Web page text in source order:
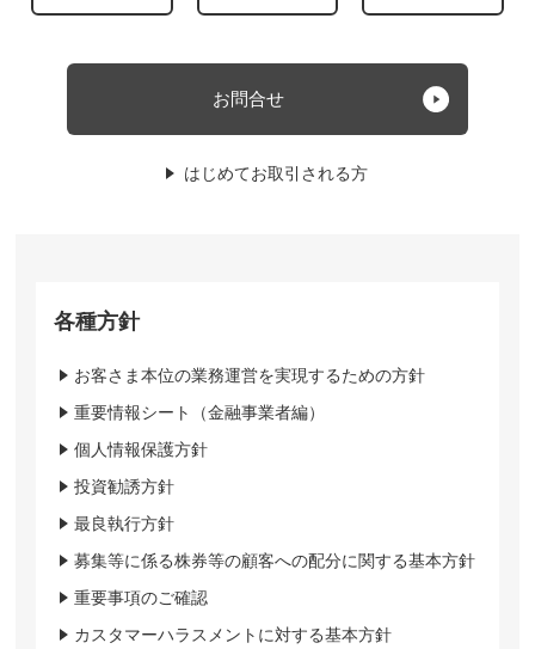
お問合せ
はじめてお取引される方
各種方針
お客さま本位の業務運営を実現するための方針
重要情報シート（金融事業者編）
個人情報保護方針
投資勧誘方針
最良執行方針
募集等に係る株券等の顧客への配分に関する基本方針
重要事項のご確認
カスタマーハラスメントに対する基本方針